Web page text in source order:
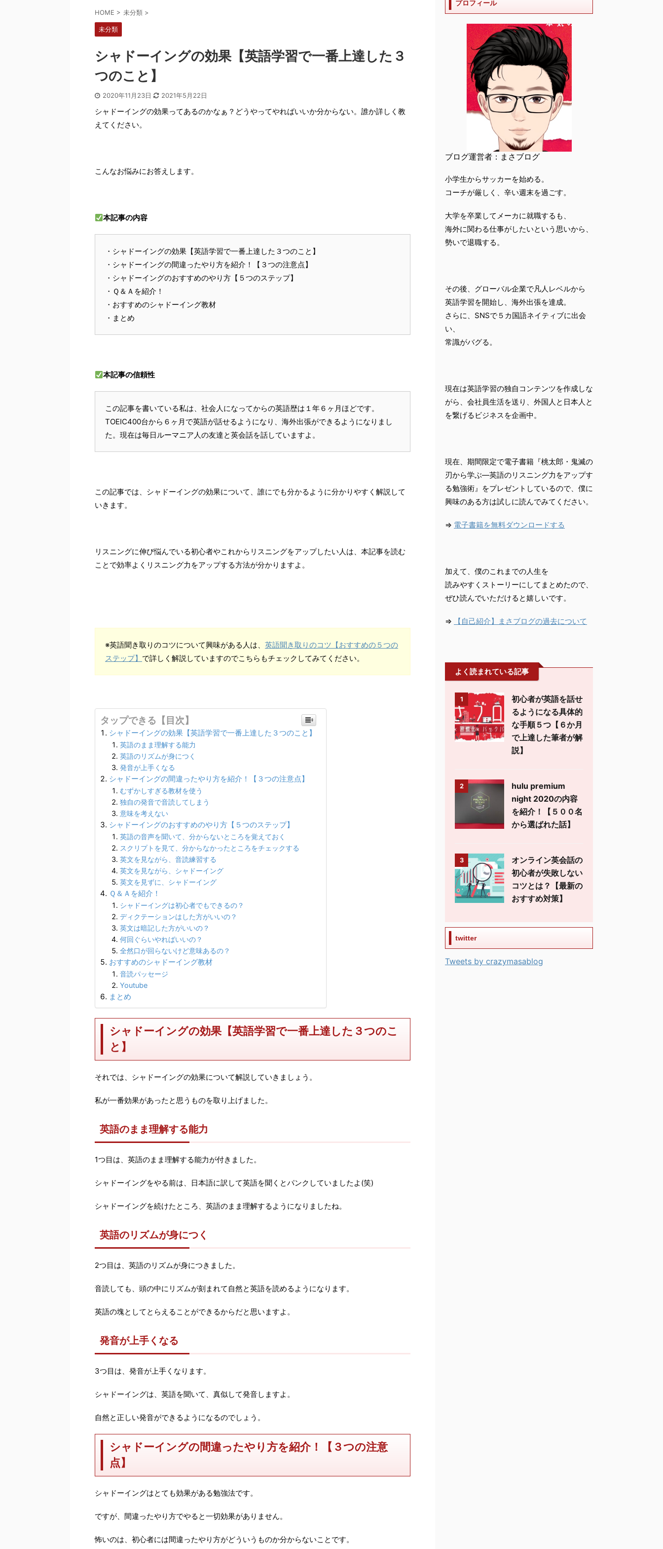
HOME > 未分類 >
未分類
シャドーイングの効果【英語学習で一番上達した３
つのこと】
2020年11月23日 2021年5月22日
シャドーイングの効果ってあるのかなぁ？どうやってやればいいか分からない。誰か詳しく教
えてください。
こんなお悩みにお答えします。
本記事の内容
・シャドーイングの効果【英語学習で一番上達した３つのこと】
・シャドーイングの間違ったやり方を紹介！【３つの注意点】
・シャドーイングのおすすめのやり方【５つのステップ】
・Ｑ＆Ａを紹介！
・おすすめのシャドーイング教材
・まとめ
本記事の信頼性
この記事を書いている私は、社会人になってからの英語歴は１年６ヶ月ほどです。
TOEIC400台から６ヶ月で英語が話せるようになり、海外出張ができるようになりまし
た。現在は毎日ルーマニア人の友達と英会話を話していますよ。
この記事では、シャドーイングの効果について、誰にでも分かるように分かりやすく解説して
いきます。
リスニングに伸び悩んでいる初心者やこれからリスニングをアップしたい人は、本記事を読む
ことで効率よくリスニング力をアップする方法が分かりますよ。
※英語聞き取りのコツについて興味がある人は、 英語聞き取りのコツ【おすすめの５つの
ステップ】 で詳しく解説していますのでこちらもチェックしてみてください。
タップできる【目次】
シャドーイングの効果【英語学習で一番上達した３つのこと】
英語のまま理解する能力
英語のリズムが身につく
発音が上手くなる
シャドーイングの間違ったやり方を紹介！【３つの注意点】
むずかしすぎる教材を使う
独自の発音で音読してしまう
意味を考えない
シャドーイングのおすすめのやり方【５つのステップ】
英語の音声を聞いて、分からないところを覚えておく
スクリプトを見て、分からなかったところをチェックする
英文を見ながら、音読練習する
英文を見ながら、シャドーイング
英文を見ずに、シャドーイング
Ｑ＆Ａを紹介！
シャドーイングは初心者でもできるの？
ディクテーションはした方がいいの？
英文は暗記した方がいいの？
何回ぐらいやればいいの？
全然口が回らないけど意味あるの？
おすすめのシャドーイング教材
音読パッセージ
Youtube
まとめ
シャドーイングの効果【英語学習で一番上達した３つのこ
と】
それでは、シャドーイングの効果について解説していきましょう。
私が一番効果があったと思うものを取り上げました。
英語のまま理解する能力
1つ目は、英語のまま理解する能力が付きました。
シャドーイングをやる前は、日本語に訳して英語を聞くとパンクしていましたよ(笑)
シャドーイングを続けたところ、英語のまま理解するようになりましたね。
英語のリズムが身につく
2つ目は、英語のリズムが身につきました。
音読しても、頭の中にリズムが刻まれて自然と英語を読めるようになります。
英語の塊としてとらえることができるからだと思いますよ。
発音が上手くなる
3つ目は、発音が上手くなります。
シャドーイングは、英語を聞いて、真似して発音しますよ。
自然と正しい発音ができるようになるのでしょう。
シャドーイングの間違ったやり方を紹介！【３つの注意
点】
シャドーイングはとても効果がある勉強法です。
ですが、間違ったやり方でやると一切効果がありません。
怖いのは、初心者には間違ったやり方がどういうものか分からないことです。
プロフィール
ブログ運営者：まさブログ
小学生からサッカーを始める。
コーチが厳しく、辛い週末を過ごす。
大学を卒業してメーカに就職するも、
海外に関わる仕事がしたいという思いから、
勢いで退職する。
その後、グローバル企業で凡人レベルから
英語学習を開始し、海外出張を達成。
さらに、SNSで５カ国語ネイティブに出会
い、
常識がバグる。
現在は英語学習の独自コンテンツを作成しな
がら、会社員生活を送り、外国人と日本人と
を繋げるビジネスを企画中。
現在、期間限定で電子書籍『桃太郎・鬼滅の
刃から学ぶ―英語のリスニング力をアップす
る勉強術』をプレゼントしているので、僕に
興味のある方は試しに読んでみてください。
⇒ 電子書籍を無料ダウンロードする
加えて、僕のこれまでの人生を
読みやすくストーリーにしてまとめたので、
ぜひ読んでいただけると嬉しいです。
⇒ 【自己紹介】まさブログの過去について
よく読まれている記事
1
初心者が英語を話せ
るようになる具体的
な手順５つ【６か月
で上達した筆者が解
説】
2
hulu premium
night 2020の内容
を紹介！【５００名
から選ばれた話】
3
オンライン英会話の
初心者が失敗しない
コツとは？【最新の
おすすめ対策】
twitter
Tweets by crazymasablog